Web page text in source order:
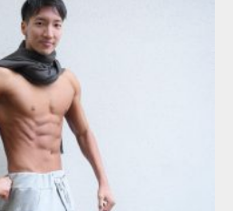
2021.07.8
の他 AKIHITO(細マッチョ)
肩